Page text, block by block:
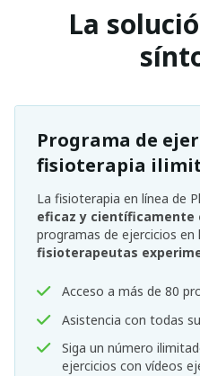
La
Programa de
fisioterapia
La fisioterapia en línea de
eficaz y científicamente
programas de ejercicios
fisioterapeutas
Acceso a más de 80
Asistencia con todas
Siga un número
ejercicios con vídeos